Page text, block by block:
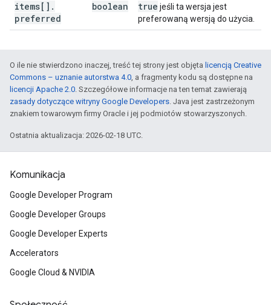
items[] .
preferred
boolean true jeśli ta wersja jest
preferowaną wersją do użycia.
O ile nie stwierdzono inaczej, treść tej strony jest objęta licencją Creative
Commons – uznanie autorstwa 4.0, a fragmenty kodu są dostępne na
licencji Apache 2.0. Szczegółowe informacje na ten temat zawierają
zasady dotyczące witryny Google Developers. Java jest zastrzeżonym
znakiem towarowym firmy Oracle i jej podmiotów stowarzyszonych.
Ostatnia aktualizacja: 2026-02-18 UTC.
Komunikacja
Google Developer Program
Google Developer Groups
Google Developer Experts
Accelerators
Google Cloud & NVIDIA